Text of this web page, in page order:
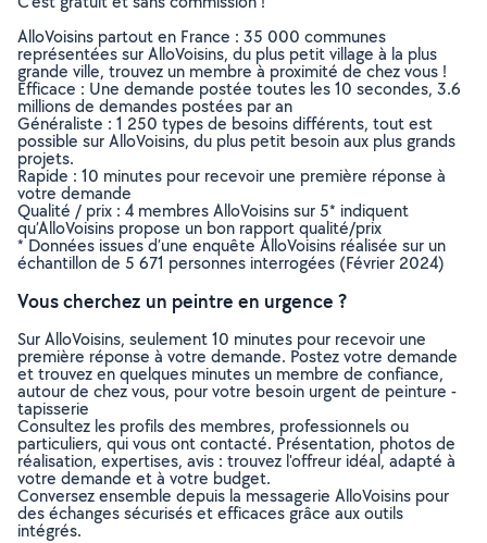
AlloVoisins partout en France : 35 000 communes
représentées sur AlloVoisins, du plus petit village à la plus
grande ville, trouvez un membre à proximité de chez vous !
Efficace : Une demande postée toutes les 10 secondes, 3.6
millions de demandes postées par an
Généraliste : 1 250 types de besoins différents, tout est
possible sur AlloVoisins, du plus petit besoin aux plus grands
projets.
Rapide : 10 minutes pour recevoir une première réponse à
votre demande
Qualité / prix : 4 membres AlloVoisins sur 5* indiquent
qu’AlloVoisins propose un bon rapport qualité/prix
* Données issues d’une enquête AlloVoisins réalisée sur un
échantillon de 5 671 personnes interrogées (Février 2024)
Vous cherchez un peintre en urgence ?
Sur AlloVoisins, seulement 10 minutes pour recevoir une
première réponse à votre demande. Postez votre demande
et trouvez en quelques minutes un membre de confiance,
autour de chez vous, pour votre besoin urgent de peinture -
tapisserie
Consultez les profils des membres, professionnels ou
particuliers, qui vous ont contacté. Présentation, photos de
réalisation, expertises, avis : trouvez l'offreur idéal, adapté à
votre demande et à votre budget.
Conversez ensemble depuis la messagerie AlloVoisins pour
des échanges sécurisés et efficaces grâce aux outils
intégrés.